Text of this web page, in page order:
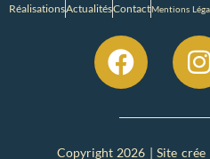
RéalisationsActualitésContactMentions
Copyright 2026 | Site crée